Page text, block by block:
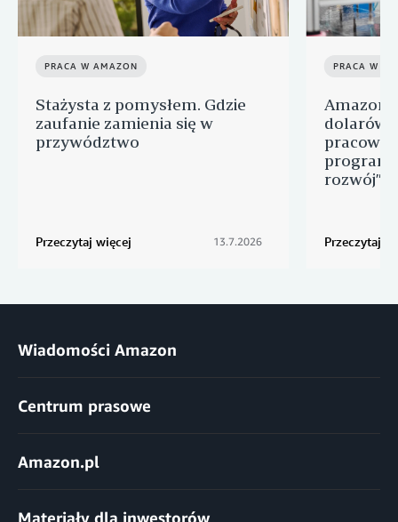
PRACA W AMAZON
Stażysta z pomysłem. Gdzie
zaufanie zamienia się w
przywództwo
Przeczytaj więcej 13.7.2026
PRACA W
Amazon
dolarów
rozwój”
Przeczytaj
Wiadomości Amazon
Centrum prasowe
Amazon.pl
Materiały dla inwestorów